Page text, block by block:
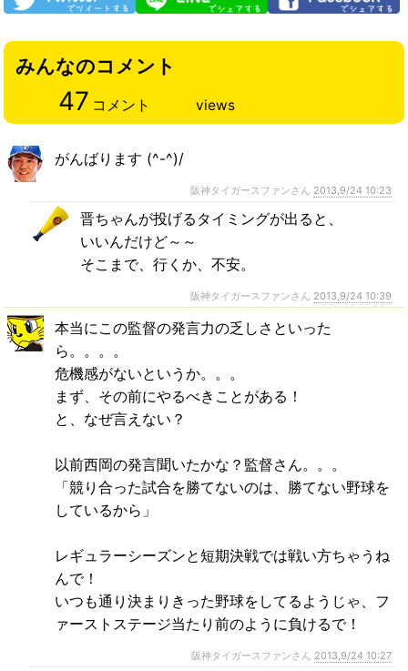
みんなのコメント
47 コメント views
がんばります (^-^)/
阪神タイガースファンさん 2013,9/24 10:23
晋ちゃんが投げるタイミングが出ると、
いいんだけど～～
そこまで、行くか、不安。
阪神タイガースファンさん 2013,9/24 10:39
本当にこの監督の発言力の乏しさといった
ら。。。。
危機感がないというか。。。
まず、その前にやるべきことがある！
と、なぜ言えない？
以前西岡の発言聞いたかな？監督さん。。。
「競り合った試合を勝てないのは、勝てない野球を
しているから」
レギュラーシーズンと短期決戦では戦い方ちゃうね
んで！
いつも通り決まりきった野球をしてるようじゃ、フ
ァーストステージ当たり前のように負けるで！
阪神タイガースファンさん 2013,9/24 10:27